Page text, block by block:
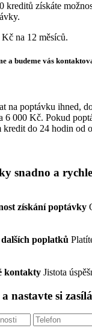
kreditů získáte
na 12 měsíců.
a budeme vás
na poptávku ihned,
6 000 Kč. Pokud
kredit do 24 hodin od
snadno a rychle
získání poptávky
poplatků
kontakty Jistota
nastavte si